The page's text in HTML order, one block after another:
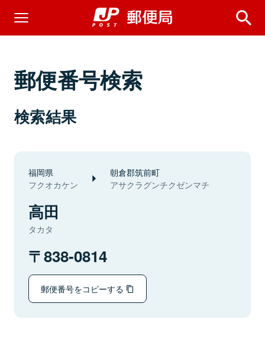
郵便番号検索
検索結果
福岡県
フクオカケン
朝倉郡筑前町
アサクラグンチクゼンマチ
高田
タカタ
838-0814
郵便番号をコピーする